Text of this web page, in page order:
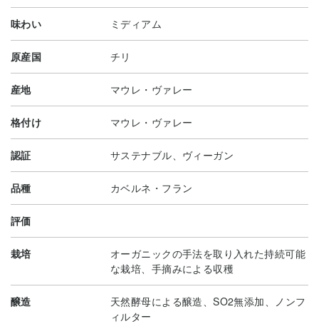
味わい ミディアム
原産国 チリ
産地 マウレ・ヴァレー
格付け マウレ・ヴァレー
認証 サステナブル、ヴィーガン
品種 カベルネ・フラン
評価
栽培
オーガニックの手法を取り入れた持続可能
な栽培、手摘みによる収穫
醸造
天然酵母による醸造、SO2無添加、ノンフ
ィルター